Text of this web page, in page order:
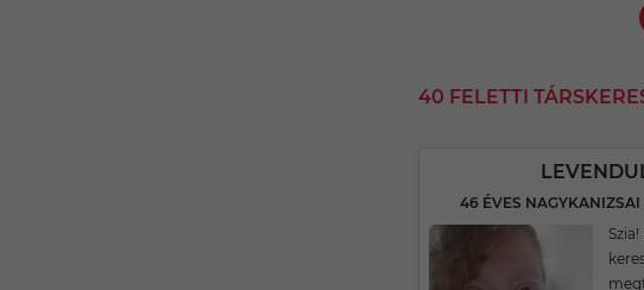
40 FELETTI
46 ÉVES NAGYKANIZSAI